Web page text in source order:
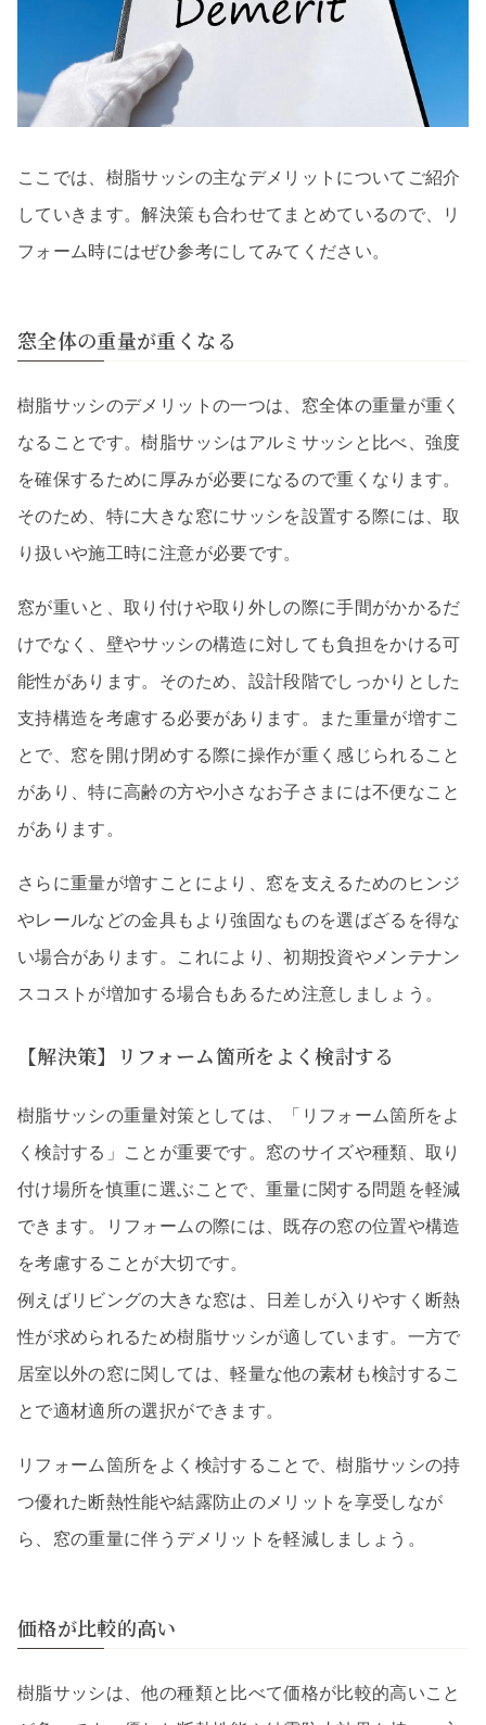
ここでは、樹脂サッシの主なデメリットについてご紹介
していきます。解決策も合わせてまとめているので、リ
フォーム時にはぜひ参考にしてみてください。
窓全体の重量が重くなる
樹脂サッシのデメリットの一つは、窓全体の重量が重く
なることです。樹脂サッシはアルミサッシと比べ、強度
を確保するために厚みが必要になるので重くなります。
そのため、特に大きな窓にサッシを設置する際には、取
り扱いや施工時に注意が必要です。
窓が重いと、取り付けや取り外しの際に手間がかかるだ
けでなく、壁やサッシの構造に対しても負担をかける可
能性があります。そのため、設計段階でしっかりとした
支持構造を考慮する必要があります。また重量が増すこ
とで、窓を開け閉めする際に操作が重く感じられること
があり、特に高齢の方や小さなお子さまには不便なこと
があります。
さらに重量が増すことにより、窓を支えるためのヒンジ
やレールなどの金具もより強固なものを選ばざるを得な
い場合があります。これにより、初期投資やメンテナン
スコストが増加する場合もあるため注意しましょう。
【解決策】リフォーム箇所をよく検討する
樹脂サッシの重量対策としては、「リフォーム箇所をよ
く検討する」ことが重要です。窓のサイズや種類、取り
付け場所を慎重に選ぶことで、重量に関する問題を軽減
できます。リフォームの際には、既存の窓の位置や構造
を考慮することが大切です。
例えばリビングの大きな窓は、日差しが入りやすく断熱
性が求められるため樹脂サッシが適しています。一方で
居室以外の窓に関しては、軽量な他の素材も検討するこ
とで適材適所の選択ができます。
リフォーム箇所をよく検討することで、樹脂サッシの持
つ優れた断熱性能や結露防止のメリットを享受しなが
ら、窓の重量に伴うデメリットを軽減しましょう。
価格が比較的高い
樹脂サッシは、他の種類と比べて価格が比較的高いこと